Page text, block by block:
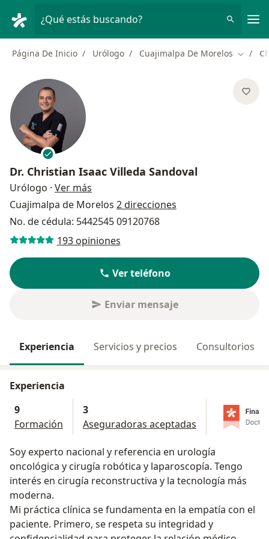
¿Qué estás buscando?
Página De Inicio Urólogo Cuajimalpa De Morelos
Dr. Christian Isaac Villeda Sandoval
Urólogo · Ver más
Cuajimalpa de Morelos 2 direcciones
No. de cédula: 5442545 09120768
193 opiniones
Ver teléfono
Enviar mensaje
Experiencia Servicios y precios Consultorios
Experiencia
9
Formación
3
Aseguradoras aceptadas
Soy experto nacional y referencia en urología
oncológica y cirugía robótica y laparoscopía. Tengo
interés en cirugía reconstructiva y la tecnología más
moderna.
Mi práctica clínica se fundamenta en la empatía con el
paciente. Primero, se respeta su integridad y